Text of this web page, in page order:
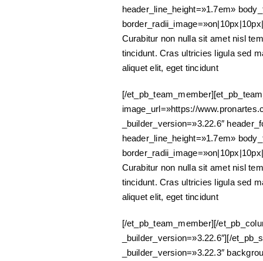
header_line_height=»1.7em»
Curabitur non nulla sit amet nisl
tincidunt. Cras ultricies ligula sed
aliquet elit, eget tincidunt
[/
image_url=»https://
_builder_version=»3.22.6″
header_line_height=»1.7em»
Curabitur non nulla sit amet nisl
tincidunt. Cras ultricies ligula sed
aliquet elit, eget tincidunt
[/et_pb_team_member][/
_builder_version=»3.22.6″][/
_builder_version=»3.22.3″